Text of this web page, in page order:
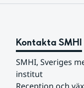
Kontakta SMHI
SMHI, Sveriges
institut